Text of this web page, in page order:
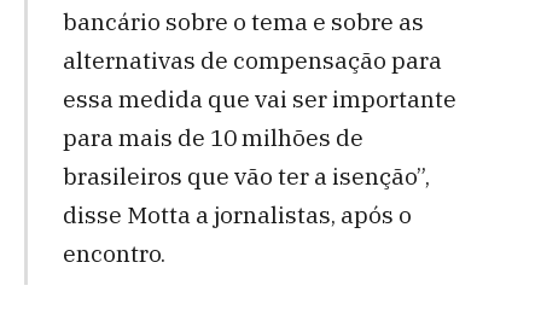
bancário sobre o tema e sobre as
alternativas de compensação para
essa medida que vai ser importante
para mais de 10 milhões de
brasileiros que vão ter a isenção”,
disse Motta a jornalistas, após o
encontro.